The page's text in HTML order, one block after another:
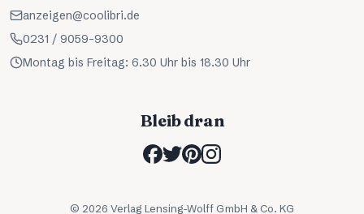
anzeigen@coolibri.de
0231 / 9059-9300
Montag bis Freitag: 6.30 Uhr bis 18.30 Uhr
Bleib dran
© 2026 Verlag Lensing-Wolff GmbH & Co. KG